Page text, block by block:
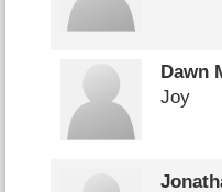
Dawn
Joy